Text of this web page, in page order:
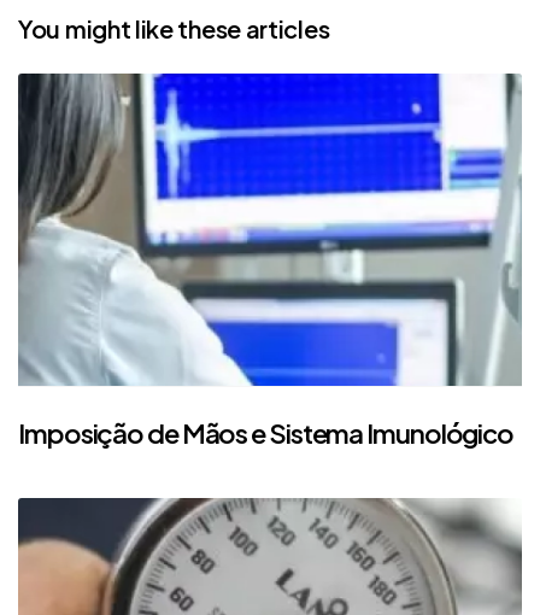
You might like these articles
Imposição de Mãos e Sistema Imunológico